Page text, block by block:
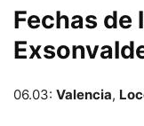
Fechas de
06.03: Valencia,